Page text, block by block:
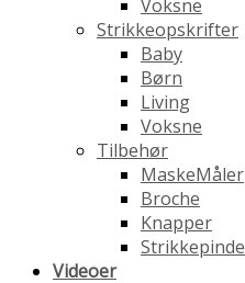
Voksne
Strikkeopskrifter
Baby
Børn
Living
Voksne
Tilbehør
MaskeMåler
Broche
Knapper
Strikkepinde
Videoer